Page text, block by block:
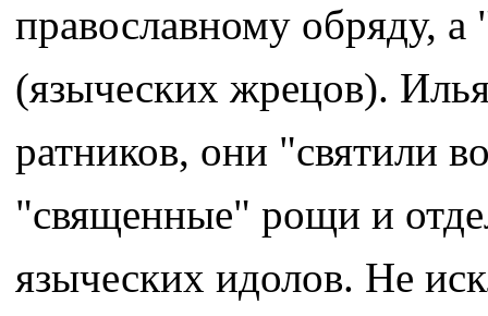
православному обряду,
(языческих жрецов).
ратников, они "святили
"священные" рощи и
языческих идолов. Не